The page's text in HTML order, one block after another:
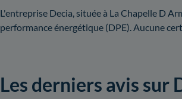
L'entreprise Decia, située à La Chapelle D
performance énergétique (DPE). Aucune
Les derniers avis sur